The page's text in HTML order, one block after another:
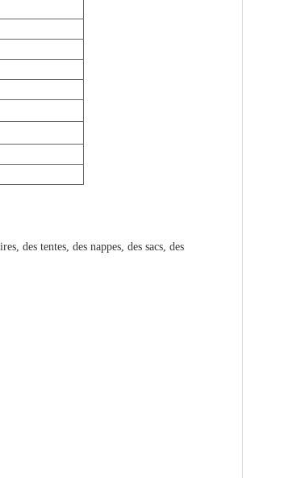
des tentes, des nappes, des sacs, des